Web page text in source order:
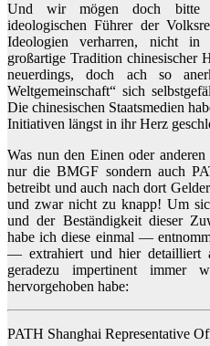
Und wir mögen doch bitte
ideologischen Führer der
Ideologien verharren, nicht
großartige Tradition chinesischer
neuerdings, doch ach so
Weltgemeinschaft“ sich
Die chinesischen Staatsmedien
Initiativen längst in ihr Herz
Was nun den Einen oder
nur die BMGF sondern auch
betreibt und auch nach dort
und zwar nicht zu knapp! Um
und der Beständigkeit dieser
habe ich diese einmal —
— extrahiert und hier detailliert
geradezu impertinent
hervorgehoben habe:
PATH Shanghai Representative